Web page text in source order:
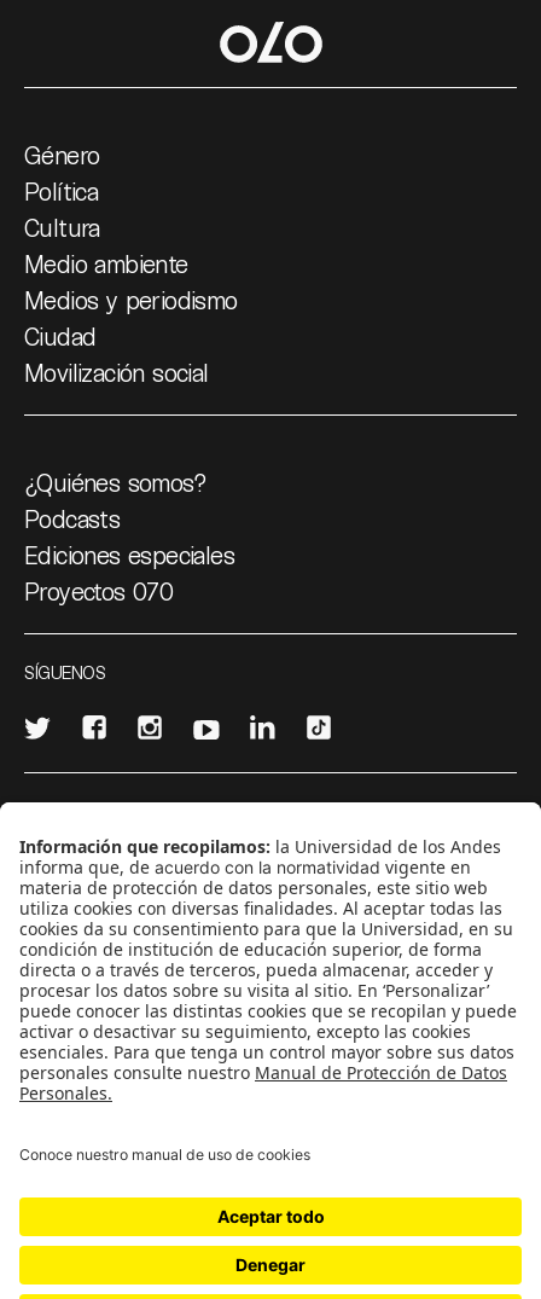
Género
Política
Cultura
Medio ambiente
Medios y periodismo
Ciudad
Movilización social
¿Quiénes somos?
Podcasts
Ediciones especiales
Proyectos 070
SÍGUENOS
CONTÁCTANOS
cerosetenta@uniandes.edu.co
BOGOTÁ, COLOMBIA
NEWSLETTER